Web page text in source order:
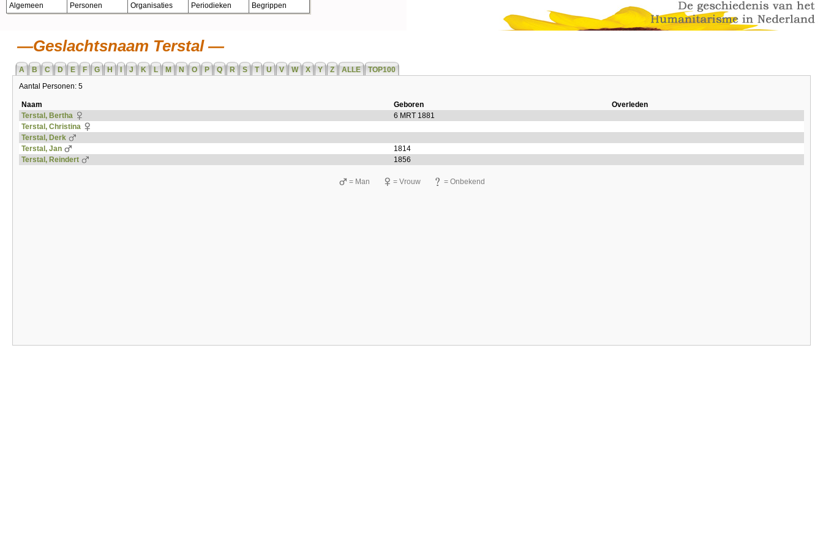
Algemeen Personen Organisaties Periodieken Begrippen
Geslachtsnaam Terstal
A B C D E F G H J K L M N O P Q R S T U V W X Y Z ALLE
TOP100
Aantal Personen: 5
Naam Geboren
Overleden
Terstal, Bertha
6 MRT 1881
Terstal, Christina
Terstal, Derk
Terstal, Jan
1814
Terstal, Reindert
1856
= Man = Vrouw = Onbekend